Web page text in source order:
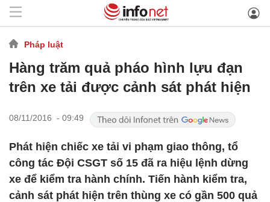
Pháp luật
Hàng trăm quả pháo hình lựu đạn
trên xe tải được cảnh sát phát hiện
08/11/2016 - 09:49
Phát hiện chiếc xe tải vi phạm giao thông, tổ
công tác Đội CSGT số 15 đã ra hiệu lệnh dừng
xe để kiểm tra hành chính. Tiến hành kiểm tra,
cảnh sát phát hiện trên thùng xe có gần 500 quả